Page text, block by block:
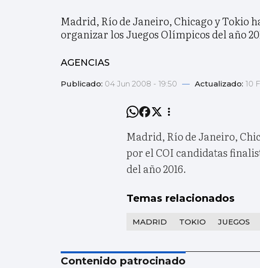
Madrid, Río de Janeiro, Chicago y Tokio
organizar los Juegos Olímpicos del año
AGENCIAS
Publicado: 04 Jun 2008 - 19:50 — Actualizado: 10
Madrid, Río de Janeiro,
por el COI candidatas
del año 2016.
Temas relacionados
MADRID TOKIO JUEGOS
Contenido patrocinado